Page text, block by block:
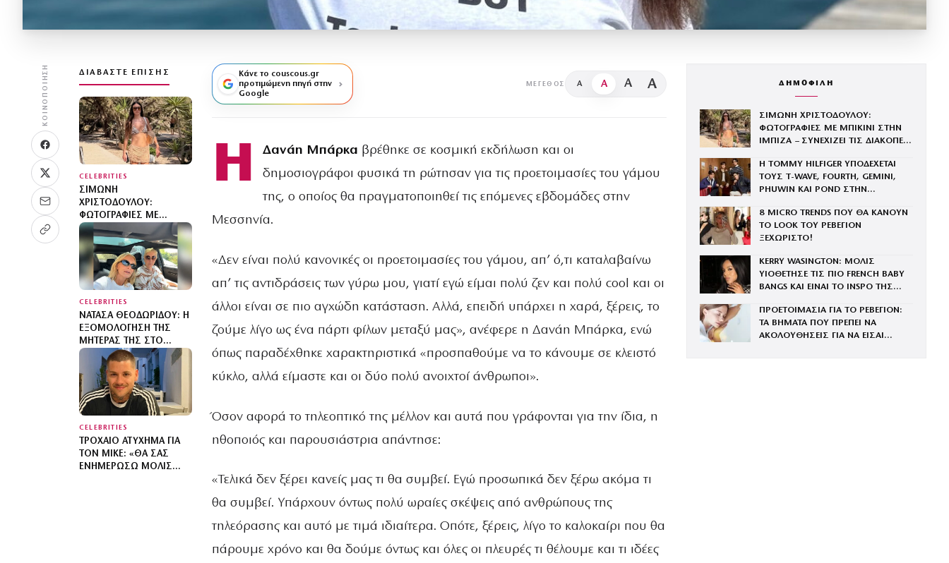
ΚΟΙΝΟΠΟΊΗΣΗ ΔΙΑΒΆΣΤΕ ΕΠΊΣΗΣ
CELEBRITIES
ΣΙΜΏΝΗ
ΧΡΙΣΤΟΔΟΎΛΟΥ:
ΦΩΤΟΓΡΑΦΊΕΣ ΜΕ
ΜΠΙΚΊΝΙ ΣΤΗΝ ΊΜΠΙΖΑ –
ΣΥΝΕΧΊΖΕΙ ΤΙΣ ΔΙΑΚΟΠΈΣ
ΤΗΣ ΜΕ ΤΟΝ ΣΎΖΥΓΌ
ΤΗΣ, ΑΝΤΡΈΑ ΓΕΩΡΓΊΟΥ
CELEBRITIES
ΝΑΤΆΣΑ ΘΕΟΔΩΡΊΔΟΥ: Η
ΕΞΟΜΟΛΌΓΗΣΗ ΤΗΣ
ΜΗΤΈΡΑΣ ΤΗΣ ΣΤΟ
ΑΥΤΟΚΊΝΗΤΟ – «ΈΧΩ ΤΟ
ΚΑΛΎΤΕΡΟ ΠΑΙΔΊ ΤΟΥ
ΚΌΣΜΟΥ»
CELEBRITIES
ΤΡΟΧΑΊΟ ΑΤΎΧΗΜΑ ΓΙΑ
ΤΟΝ MIKE: «ΘΑ ΣΑΣ
ΕΝΗΜΕΡΏΣΩ ΜΌΛΙΣ
Κάνε το couscous.gr
προτιμώμενη πηγή στην
Google
ΜΈΓΕΘΟΣ A A A A
Η Δανάη Μπάρκα βρέθηκε σε κοσμική εκδήλωση και οι
δημοσιογράφοι φυσικά τη ρώτησαν για τις προετοιμασίες του γάμου
της, ο οποίος θα πραγματοποιηθεί τις επόμενες εβδομάδες στην
Μεσσηνία.
«Δεν είναι πολύ κανονικές οι προετοιμασίες του γάμου, απ’ ό,τι καταλαβαίνω
απ’ τις αντιδράσεις των γύρω μου, γιατί εγώ είμαι πολύ ζεν και πολύ cool και οι
άλλοι είναι σε πιο αγχώδη κατάσταση. Αλλά, επειδή υπάρχει η χαρά, ξέρεις, το
ζούμε λίγο ως ένα πάρτι φίλων μεταξύ μας», ανέφερε η Δανάη Μπάρκα, ενώ
όπως παραδέχθηκε χαρακτηριστικά «προσπαθούμε να το κάνουμε σε κλειστό
κύκλο, αλλά είμαστε και οι δύο πολύ ανοιχτοί άνθρωποι».
Όσον αφορά το τηλεοπτικό της μέλλον και αυτά που γράφονται για την ίδια, η
ηθοποιός και παρουσιάστρια απάντησε:
«Τελικά δεν ξέρει κανείς μας τι θα συμβεί. Εγώ προσωπικά δεν ξέρω ακόμα τι
θα συμβεί. Υπάρχουν όντως πολύ ωραίες σκέψεις από ανθρώπους της
τηλεόρασης και αυτό με τιμά ιδιαίτερα. Οπότε, ξέρεις, λίγο το καλοκαίρι που θα
πάρουμε χρόνο και θα δούμε όντως και όλες οι πλευρές τι θέλουμε και τι ιδέες
ΔΗΜΟΦΙΛΗ
ΣΙΜΩΝΗ ΧΡΙΣΤΟΔΟΥΛΟΥ:
ΦΩΤΟΓΡΑΦΙΕΣ ΜΕ ΜΠΙΚΙΝΙ ΣΤΗΝ
ΙΜΠΙΖΑ – ΣΥΝΕΧΙΖΕΙ ΤΙΣ ΔΙΑΚΟΠΕΣ
ΓΕΩΡΓΙΟΥ
Η TOMMY HILFIGER ΥΠΟΔΕΧΕΤΑΙ
ΤΟΥΣ Τ-WAVE, FOURTH, GEMINI,
PHUWIN ΚΑΙ POND ΣΤΗΝ
8 MICRO TRENDS ΠΟΥ ΘΑ ΚΑΝΟΥΝ
ΤΟ LOOK ΤΟΥ ΡΕΒΕΓΙΟΝ
ΞΕΧΩΡΙΣΤΟ!
KERRY WASINGTON: ΜΟΛΙΣ
ΥΙΟΘΕΤΗΣΕ ΤΙΣ ΠΙΟ FRENCH BABY
BANGS ΚΑΙ ΕΙΝΑΙ ΤΟ INSPO ΤΗΣ
ΠΡΟΕΤΟΙΜΑΣΙΑ ΓΙΑ ΤΟ ΡΕΒΕΓΙΟΝ:
ΤΑ ΒΗΜΑΤΑ ΠΟΥ ΠΡΕΠΕΙ ΝΑ
ΑΚΟΛΟΥΘΗΣΕΙΣ ΓΙΑ ΝΑ ΕΙΣΑΙ